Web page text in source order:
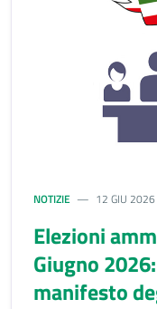
NOTIZIE 12 GIU 2026
Elezioni
Giugno
manifesto